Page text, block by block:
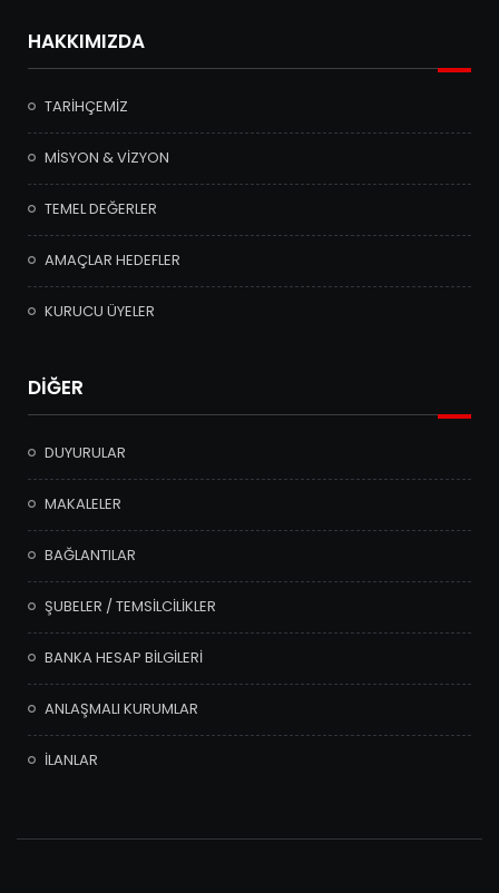
HAKKIMIZDA
TARİHÇEMİZ
MİSYON & VİZYON
TEMEL DEĞERLER
AMAÇLAR HEDEFLER
KURUCU ÜYELER
DİĞER
DUYURULAR
MAKALELER
BAĞLANTILAR
ŞUBELER / TEMSİLCİLİKLER
BANKA HESAP BİLGİLERİ
ANLAŞMALI KURUMLAR
İLANLAR